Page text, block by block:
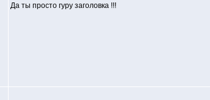
Да ты просто гуру заголовка !!!